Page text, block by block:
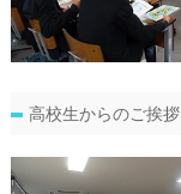
高校生からのご挨拶